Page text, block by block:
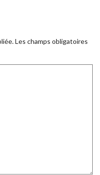
Les champs obligatoires